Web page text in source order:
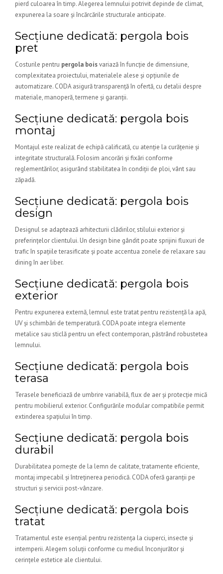
pierd culoarea în timp. Alegerea lemnului potrivit depinde de climat,
expunerea la soare și încărcările structurale anticipate.
Secțiune dedicată: pergola bois
pret
Costurile pentru pergola boisvariază în funcție de dimensiune,
complexitatea proiectului, materialele alese și opțiunile de
automatizare. CODA asigură transparență în ofertă, cu detalii despre
materiale, manoperă, termene și garanții.
Secțiune dedicată: pergola bois
montaj
Montajul este realizat de echipă calificată, cu atenție la curățenie și
integritate structurală. Folosim ancorări și fixări conforme
reglementărilor, asigurând stabilitatea în condiții de ploi, vânt sau
zăpadă.
Secțiune dedicată: pergola bois
design
Designul se adaptează arhitecturii clădirilor, stilului exterior și
preferințelor clientului. Un design bine gândit poate sprijini fluxuri de
trafic în spațiile terasificate și poate accentua zonele de relaxare sau
dining în aer liber.
Secțiune dedicată: pergola bois
exterior
Pentru expunerea externă, lemnul este tratat pentru rezistență la apă,
UV și schimbări de temperatură. CODA poate integra elemente
metalice sau sticlă pentru un efect contemporan, păstrând robustetea
lemnului.
Secțiune dedicată: pergola bois
terasa
Terasele beneficiază de umbrire variabilă, flux de aer și protecție mică
pentru mobilierul exterior. Configurările modular compatibile permit
extinderea spațiului în timp.
Secțiune dedicată: pergola bois
durabil
Durabilitatea pornește de la lemn de calitate, tratamente eficiente,
montaj impecabil și întreținerea periodică. CODA oferă garanții pe
structuri și servicii post-vânzare.
Secțiune dedicată: pergola bois
tratat
Tratamentul este esențial pentru rezistența la ciuperci, insecte și
intemperii. Alegem soluții conforme cu mediul înconjurător și
cerințele estetice ale clientului.